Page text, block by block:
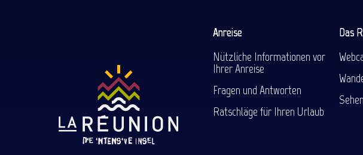
Anreise
Nützliche Informationen vor
Ihrer Anreise
Fragen und Antworten
Ratschläge für Ihren Urlaub
Das